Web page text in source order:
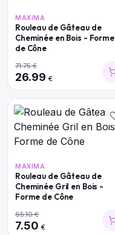
MAXIMA
Rouleau de Gâteau de
Cheminée en Bois - Forme
de Cône
71.75€
26.99 €
MAXIMA
Rouleau de Gâteau de
Cheminée Gril en Bois -
Forme de Cône
65.10€
7.50 €